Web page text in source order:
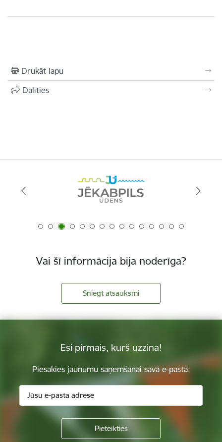
Drukāt lapu
Dalīties
Vai šī informācija bija noderīga?
Sniegt atsauksmi
Esi pirmais, kurš uzzina!
Piesakies jaunumu saņemšanai savā e-pastā.